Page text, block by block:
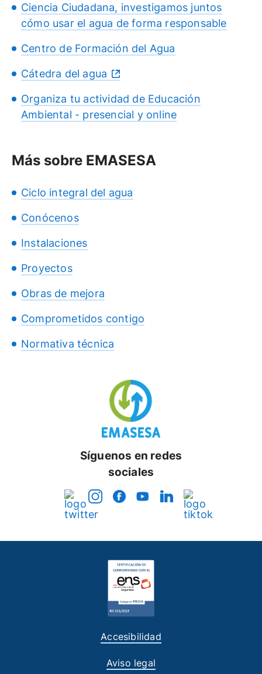
Ciencia Ciudadana, investigamos juntos
cómo usar el agua de forma responsable
Centro de Formación del Agua
Cátedra del agua
Organiza tu actividad de Educación
Ambiental - presencial y online
Más sobre EMASESA
Ciclo integral del agua
Conócenos
Instalaciones
Proyectos
Obras de mejora
Comprometidos contigo
Normativa técnica
Síguenos en redes
sociales
Accesibilidad
Aviso legal